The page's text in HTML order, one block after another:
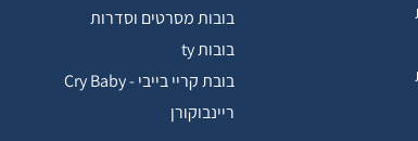
בובות מסרטים וסדרות
בובות ty
בובת קריי בייבי - Cry Baby
ריינבוקורן